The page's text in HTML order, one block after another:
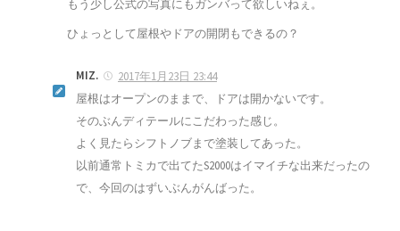
もう少し公式の写真にもガンバって欲しいねぇ。
ひょっとして屋根やドアの開閉もできるの？
MIZ.
2017年1月23日 23:44
屋根はオープンのままで、ドアは開かないです。
そのぶんディテールにこだわった感じ。
よく見たらシフトノブまで塗装してあった。
以前通常トミカで出てたS2000はイマイチな出来だったの
で、今回のはずいぶんがんばった。